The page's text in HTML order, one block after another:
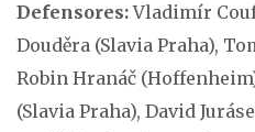
Defensores:Vladimír
Douděra (Slavia Praha),
Robin Hranáč
(Slavia Praha), David